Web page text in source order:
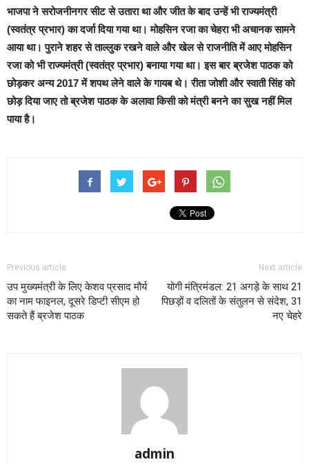
भाजपा ने सरोजनीनगर सीट से उतारा था और जीत के बाद उन्हें भी राज्यमंत्री
(स्वतंत्र प्रभार) का दर्जा दिया गया था। मोहसिन रजा का चेहरा भी अचानक सामने
आया था। पुराने शहर से ताल्लुक रखने वाले और खेल से राजनीति में आए मोहसिन
रजा को भी राज्यमंत्री (स्वतंत्र प्रभार) बनाया गया था। इस बार ब्रजेश पाठक को
छोड़कर अन्य 2017 में शपथ लेने वाले के गायब थे। रीता जोशी और स्वाती सिंह को
छोड़ दिया जाए तो ब्रजेश पाठक के अलावा किसी को मंत्री बनने का सुख नहीं मिल
पाया है।
Previous article
उप मुख्यमंत्री के लिए केशव प्रसाद मौर्य
का नाम फाइनल, दूसरे डिप्टी सीएम हो
सकते हैं ब्रजेश पाठक
Next article
योगी मंत्रिमंडल: 21 अगड़े के साथ 21
पिछड़ों व दलितों के संतुलन से संदेश, 31
नए चेहरे
admin